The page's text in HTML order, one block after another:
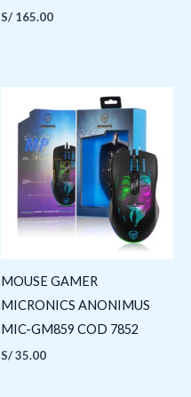
S/ 165.00
MOUSE GAMER
MICRONICS ANONIMUS
MIC-GM859 COD 7852
S/35.00